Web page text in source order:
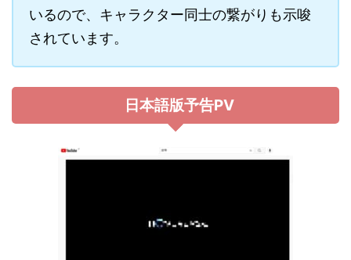
いるので、キャラクター同士の繋がりも示唆
されています。
日本語版予告PV